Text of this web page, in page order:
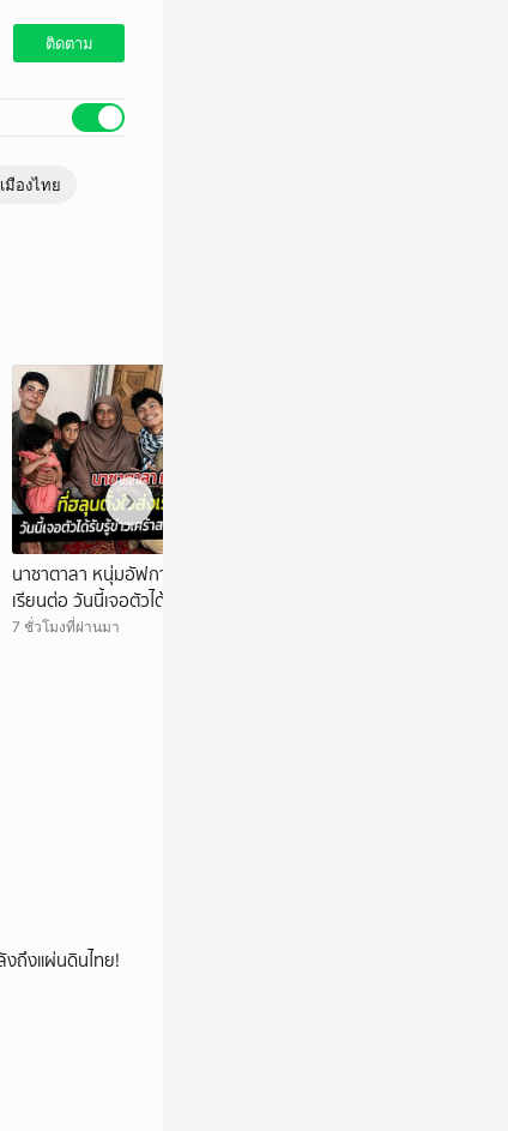
ประธานาธิบดี
ติดตาม
มืองไทย
นาซาตาลา หนุ่มอัฟกานิสถาน ที่ฮลุนตั้งใจส่ง
เรียนต่อ วันนี้เจอตัวได้รับรู้สวดภาวนาให้ฮลุน
7 ชั่วโมงที่ผ่านมา
งถึงแผ่นดินไทย!